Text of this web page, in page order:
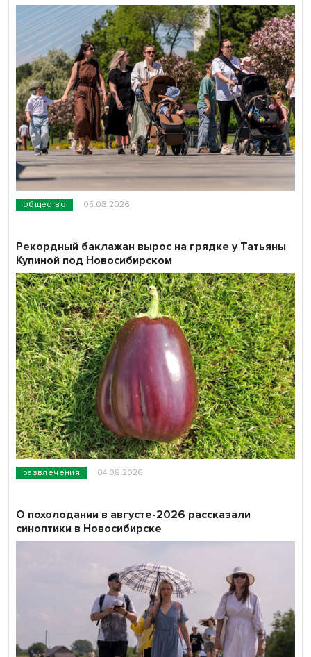
общество 05.08.2026
развлечения 04.08.2026
Рекордный баклажан вырос на грядке у Татьяны
Купиной под Новосибирском
О похолодании в августе-2026 рассказали
синоптики в Новосибирске